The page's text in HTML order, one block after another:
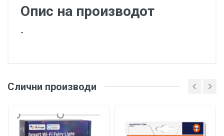
Опис на производот
-
Слични производи